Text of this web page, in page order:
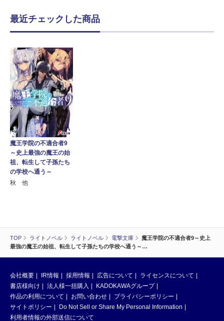
TOP ライトノベル ライトノベル 電撃文庫
魔王学院の不適合者9～史上
最強の魔王の始祖、転生して子孫たちの学校へ通う～…
最近チェックした商品
魔王学院の不適合者9
～史上最強の魔王の始
祖、転生して子孫たち
の学校へ通う～
秋 他
会社概要 IR情報 採用情報 広告について
ライセンスについて
書店様向け
法人様一括購入
KADOKAWAグループ
作品の利用について
お問い合わせ
プライバシーポリシー
サイトポリシー
Do Not Sell or Share My Personal Information
利用者情報の外部送信について